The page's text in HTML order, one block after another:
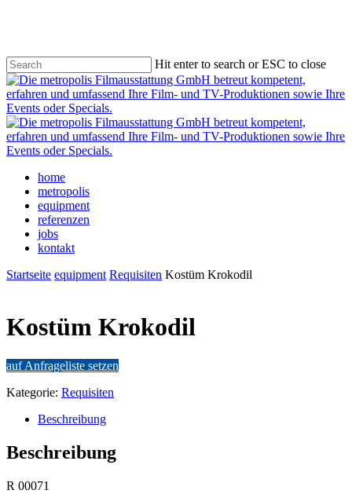
content
Hit enter to search or ESC to close
Close
Search
Menu
home
metropolis
equipment
referenzen
jobs
kontakt
Startseite equipment Requisiten Kostüm Krokodil
Kostüm Krokodil
auf Anfrageliste setzen
Kategorie: Requisiten
Beschreibung
Beschreibung
R 00071